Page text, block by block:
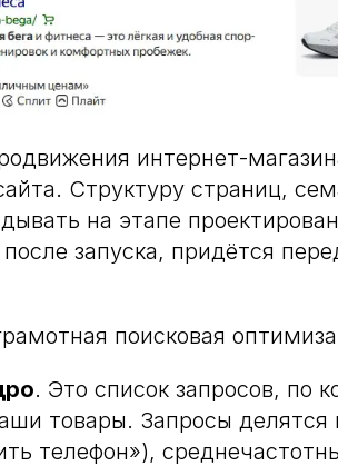
интернет-
Структуру страниц,
на этапе
запуска, придётся
поисковая
. Это список запросов, по
товары. Запросы делятся
телефон»),